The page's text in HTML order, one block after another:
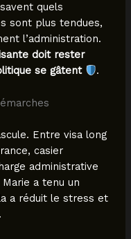
quels
sont plus tendues,
l’administration.
doit rester
se gâtent
.
Entre visa long
casier
administrative
a tenu un
a réduit le stress et